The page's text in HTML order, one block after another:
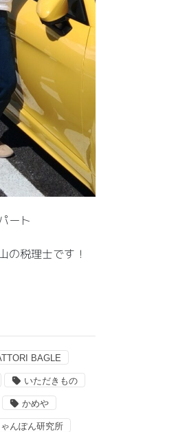
ート
の税理士です！
BAGLE
いただきもの
かめや
んぽん研究所